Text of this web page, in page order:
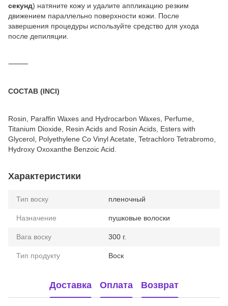
секунд) натяните кожу и удалите аппликацию резким
движением параллельно поверхности кожи. После
завершения процедуры используйте средство для ухода
после депиляции.
⸻
СОСТАВ (INCI)
Rosin, Paraffin Waxes and Hydrocarbon Waxes, Perfume,
Titanium Dioxide, Resin Acids and Rosin Acids, Esters with
Glycerol, Polyethylene Co Vinyl Acetate, Tetrachloro Tetrabromo,
Hydroxy Oxoxanthe Benzoic Acid.
Характеристики
Тип воску пленочный
Назначение пушковые волоски
Вага воску 300 г.
Тип продукту Воск
Доставка Оплата Возврат